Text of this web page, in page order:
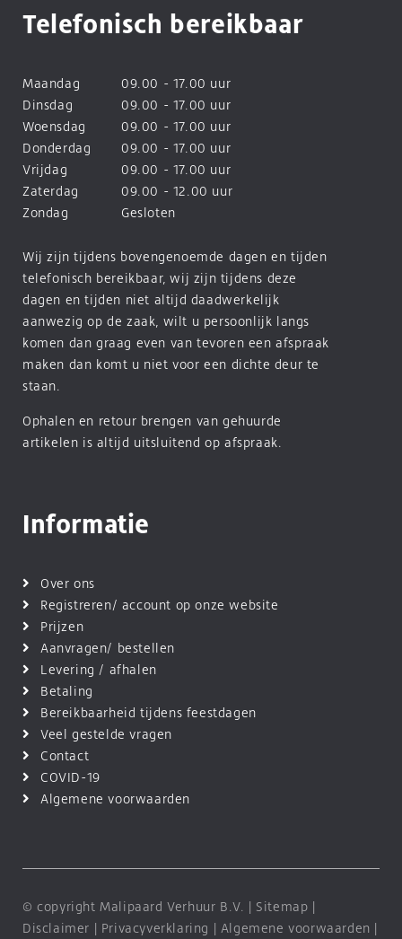
Telefonisch bereikbaar
Maandag
09.00 - 17.00 uur
Dinsdag
09.00 - 17.00 uur
Woensdag
09.00 - 17.00 uur
Donderdag
09.00 - 17.00 uur
Vrijdag
09.00 - 17.00 uur
Zaterdag
09.00 - 12.00 uur
Zondag
Gesloten
Wij zijn tijdens bovengenoemde dagen en tijden
telefonisch bereikbaar, wij zijn tijdens deze
dagen en tijden niet altijd daadwerkelijk
aanwezig op de zaak, wilt u persoonlijk langs
komen dan graag even van tevoren een afspraak
maken dan komt u niet voor een dichte deur te
staan.
Ophalen en retour brengen van gehuurde
artikelen is altijd uitsluitend op afspraak.
Informatie
Over ons
Registreren/ account op onze website
Prijzen
Aanvragen/ bestellen
Levering / afhalen
Betaling
Bereikbaarheid tijdens feestdagen
Veel gestelde vragen
Contact
COVID-19
Algemene voorwaarden
© copyright Malipaard Verhuur B.V. | Sitemap |
Disclaimer | Privacyverklaring | Algemene voorwaarden |